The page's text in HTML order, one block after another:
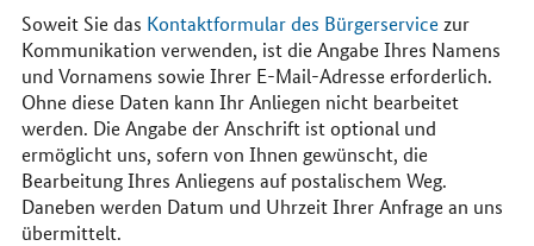
Soweit Sie das Kontaktformular des Bürgerservicezur
Kommunikation verwenden, ist die Angabe Ihres Namens
und Vornamens sowie Ihrer E-Mail-Adresse erforderlich.
Ohne diese Daten kann Ihr Anliegen nicht bearbeitet
werden. Die Angabe der Anschrift ist optional und
ermöglicht uns, sofern von Ihnen gewünscht, die
Bearbeitung Ihres Anliegens auf postalischem Weg.
Daneben werden Datum und Uhrzeit Ihrer Anfrage an uns
übermittelt.